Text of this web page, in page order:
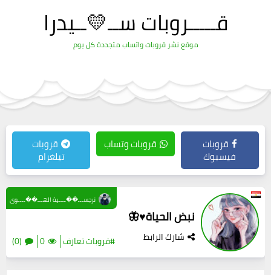
قـــــروبات ســ💛ــيدرا
موقع نشر قروبات واتساب متجددة كل يوم
قروبات
فيسبوك
قروبات وتساب قروبات
تيلغرام
نبض الحياة♥️🦋
شارك الرابط #قروبات تعارف 0
(0)
نرجســـ��ــــية الهـــ��ــــوى